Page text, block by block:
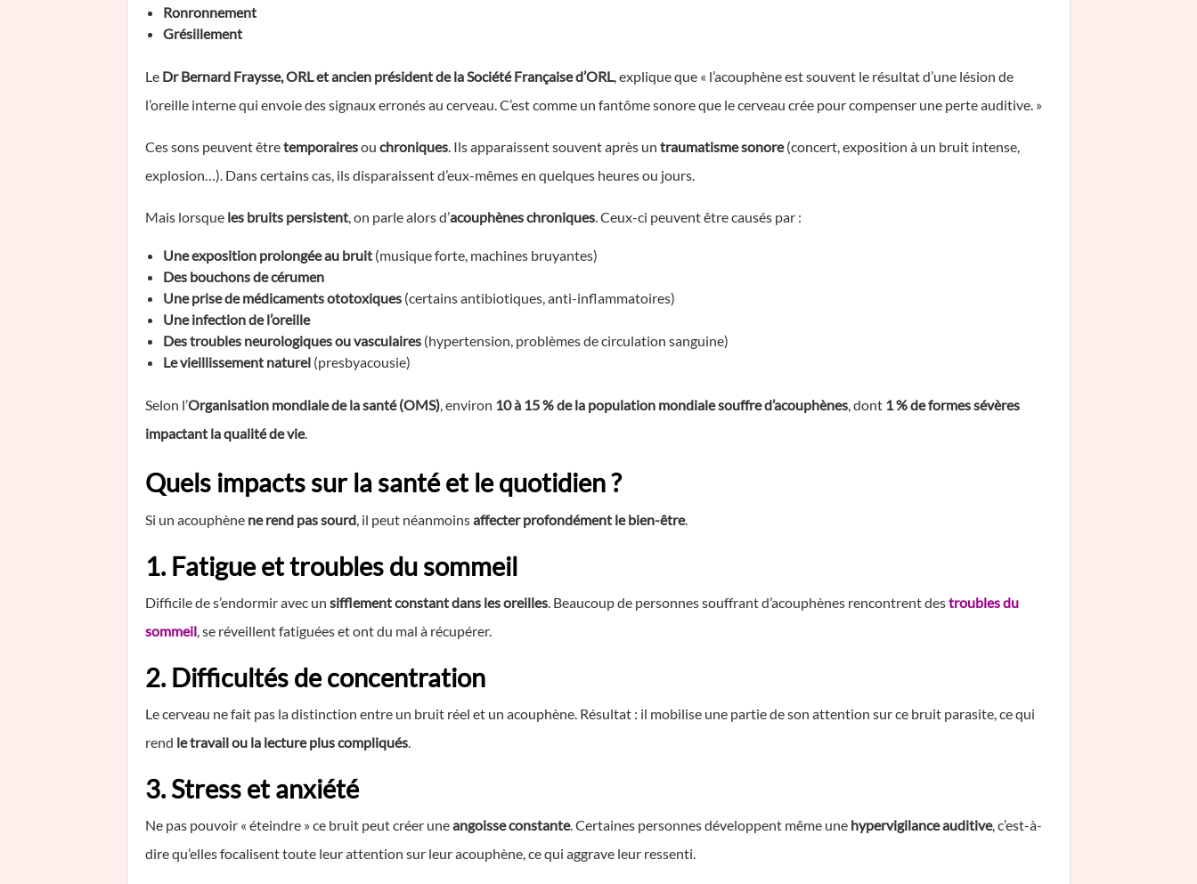
Ronronnement
Grésillement
Le Dr Bernard Fraysse, ORL et ancien président de la Société Française d’ORL, explique que « l’acouphène est souvent le résultat d’une lésion de
l’oreille interne qui envoie des signaux erronés au cerveau. C’est comme un fantôme sonore que le cerveau crée pour compenser une perte auditive. »
Ces sons peuvent êtretemporairesou chroniques. Ils apparaissent souvent après un traumatisme sonore(concert, exposition à un bruit intense,
explosion…). Dans certains cas, ils disparaissent d’eux-mêmes en quelques heures ou jours.
Mais lorsque les bruits persistent, on parle alors d’acouphènes chroniques. Ceux-ci peuvent être causés par :
Une exposition prolongée au bruit (musique forte, machines bruyantes)
Des bouchons de cérumen
Une prise de médicaments ototoxiques (certains antibiotiques, anti-inflammatoires)
Une infection de l’oreille
Des troubles neurologiques ou vasculaires (hypertension, problèmes de circulation sanguine)
Le vieillissement naturel (presbyacousie)
Selon l’Organisation mondiale de la santé (OMS), environ 10 à 15 % de la population mondiale souffre d’acouphènes, dont 1 % de formes sévères
impactant la qualité de vie.
Quels impacts sur la santé et le quotidien ?
Si un acouphène ne rend pas sourd, il peut néanmoinsaffecter profondément le bien-être.
1. Fatigue et troubles du sommeil
Difficile de s’endormir avec un sifflement constant dans les oreilles. Beaucoup de personnes souffrant d’acouphènes rencontrent destroubles du
sommeil, se réveillent fatiguées et ont du mal à récupérer.
2. Difficultés de concentration
Le cerveau ne fait pas la distinction entre un bruit réel et un acouphène. Résultat : il mobilise une partie de son attention sur ce bruit parasite, ce qui
rend le travail ou la lecture plus compliqués.
3. Stress et anxiété
Ne pas pouvoir « éteindre » ce bruit peut créer uneangoisse constante. Certaines personnes développent même une hypervigilance auditive, c’est-à-
dire qu’elles focalisent toute leur attention sur leur acouphène, ce qui aggrave leur ressenti.